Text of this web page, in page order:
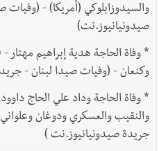
والسيدوزابلوكي (أمريكا) - (وفيات
صيدونيانيوز.نت)
*
وكنعان - (وفيات صيدا لبنان -
*
والنقيب والعسكري ودوغان
جريدة صيدونيانيوز.نت )